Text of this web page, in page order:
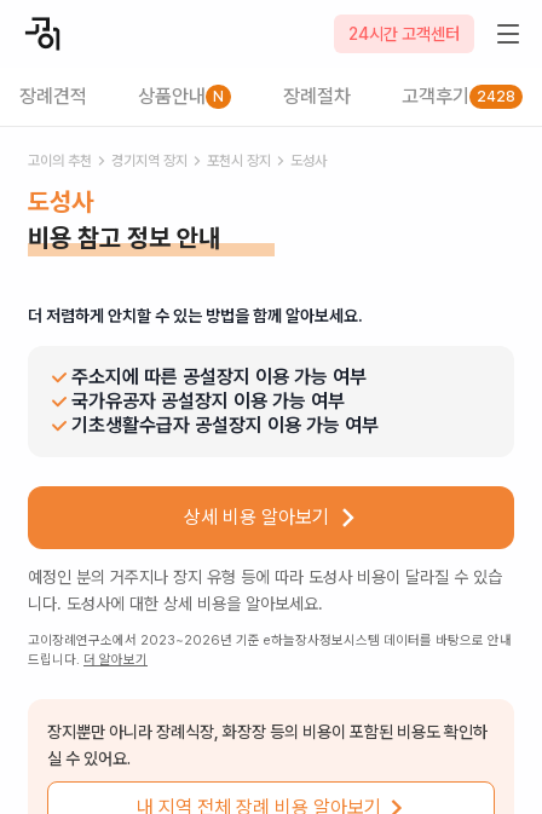
24시간 고객센터
장례견적 상품안내 N 장례절차 고객후기 2428
고이의 추천 경기 지역 장지 포천시 장지 도성사
도성사
비용 참고 정보 안내
더 저렴하게 안치할 수 있는 방법을 함께 알아보세요.
주소지에 따른 공설장지 이용 가능 여부
국가유공자 공설장지 이용 가능 여부
기초생활수급자 공설장지 이용 가능 여부
상세 비용 알아보기
예정인 분의 거주지나 장지 유형 등에 따라 도성사비용이 달라질 수 있습
니다. 도성사에 대한 상세 비용을 알아보세요.
고이장례연구소에서 2023~2026년 기준 e하늘장사정보시스템 데이터를 바탕으로 안내
드립니다. 더 알아보기
장지뿐만 아니라 장례식장, 화장장 등의 비용이 포함된 비용도 확인하
실 수 있어요.
내 지역 전체 장례 비용 알아보기